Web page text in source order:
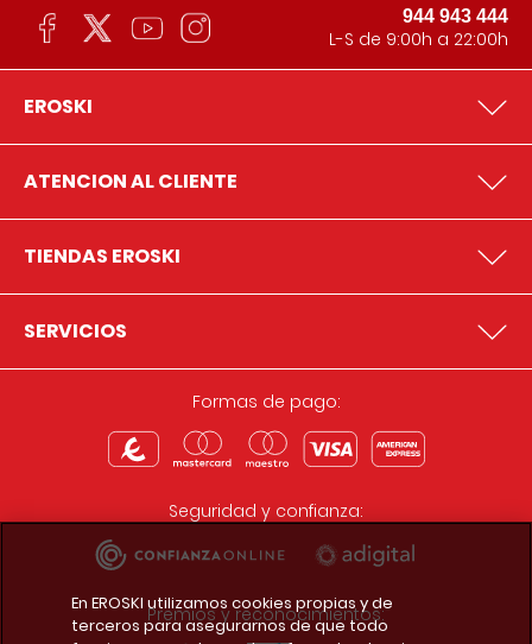
944 943 444
L-S de 9:00h a 22:00h
EROSKI
ATENCION AL CLIENTE
TIENDAS EROSKI
SERVICIOS
Formas de pago:
Seguridad y confianza:
Premios y reconocimientos:
En EROSKI utilizamos cookies propias y de
terceros para asegurarnos de que todo